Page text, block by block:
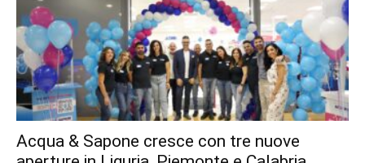
Acqua & Sapone cresce con tre nuove